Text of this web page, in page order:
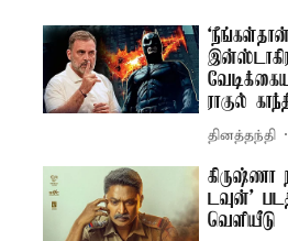
ராகுல்
தினத்தந்தி
கிருஷ்ணா
டவுன்’
வெளியீடு